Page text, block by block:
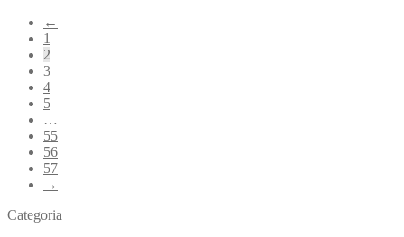
←
1
2
3
4
5
…
55
56
57
→
Categoria